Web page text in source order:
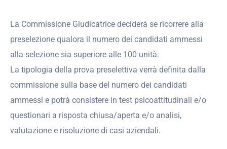
La Commissione Giudicatrice deciderà se ricorrere alla
preselezione qualora il numero dei candidati ammessi
alla selezione sia superiore alle 100 unità.
La tipologia della prova preselettiva verrà definita dalla
commissione sulla base del numero dei candidati
ammessi e potrà consistere in test psicoattitudinali e/o
questionari a risposta chiusa/aperta e/o analisi,
valutazione e risoluzione di casi aziendali.